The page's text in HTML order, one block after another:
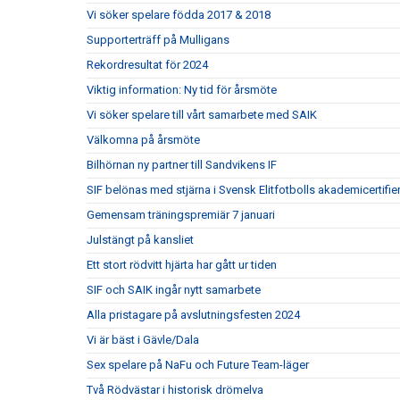
Vi söker spelare födda 2017 & 2018
Supporterträff på Mulligans
Rekordresultat för 2024
Viktig information: Ny tid för årsmöte
Vi söker spelare till vårt samarbete med SAIK
Välkomna på årsmöte
Bilhörnan ny partner till Sandvikens IF
SIF belönas med stjärna i Svensk Elitfotbolls
Gemensam träningspremiär 7 januari
Julstängt på kansliet
Ett stort rödvitt hjärta har gått ur tiden
SIF och SAIK ingår nytt samarbete
Alla pristagare på avslutningsfesten 2024
Vi är bäst i Gävle/Dala
Sex spelare på NaFu och Future Team-läger
Två Rödvästar i historisk drömelva